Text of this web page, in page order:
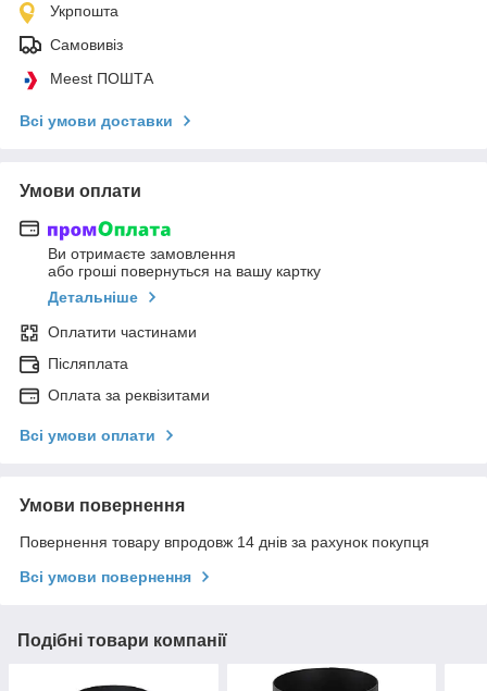
Укрпошта
Самовивіз
Meest ПОШТА
Всі умови доставки
Умови оплати
Ви отримаєте замовлення
або гроші повернуться на вашу картку
Детальніше
Оплатити частинами
Післяплата
Оплата за реквізитами
Всі умови оплати
Умови повернення
Повернення товару впродовж 14 днів за рахунок покупця
Всі умови повернення
Подібні товари компанії